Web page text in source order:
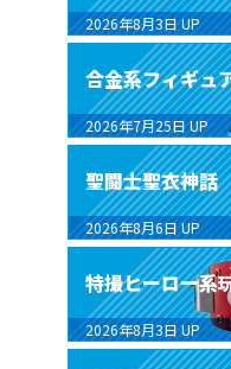
2026年8月3日 UP
合金系フィギュ
2026年7月25日 UP
聖闘士聖衣神話
2026年8月6日 UP
特撮ヒーロー系
2026年8月3日 UP